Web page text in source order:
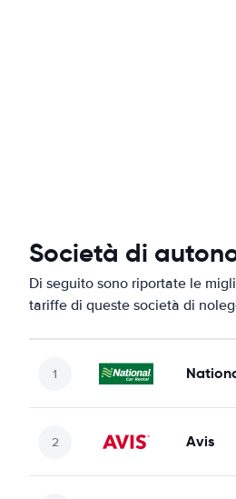
Società di
Di seguito sono riportate le
tariffe di queste società di
Avis